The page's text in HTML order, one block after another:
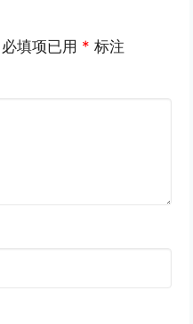
必填项已用 * 标注